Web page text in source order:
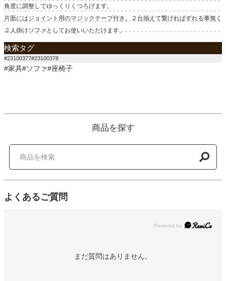
角度に調整してゆっくりくつろげます。
片面にはジョイント用のマジックテープ付き。２台揃えて繋げればずれる事無く
２人掛けソファとしてお使いいただけます。
検索タグ
#23100377#23100378
#家具#ソファ#座椅子
商品を探す
よくあるご質問
Powered by
まだ質問はありません。